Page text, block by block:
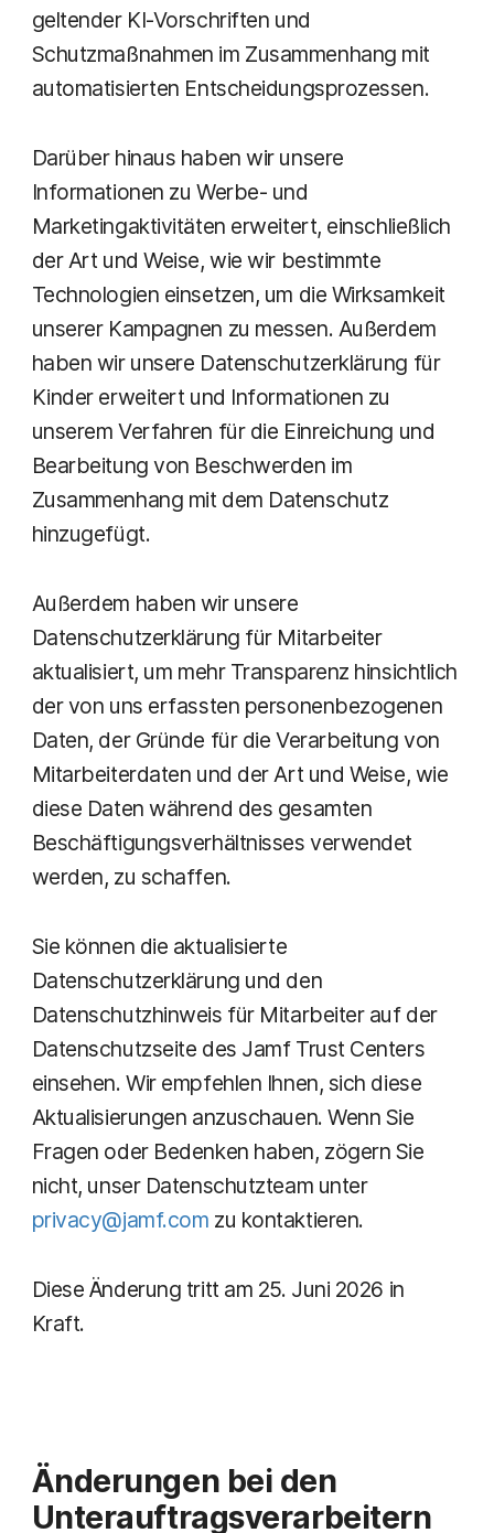
geltender KI-Vorschriften und
Schutzmaßnahmen im Zusammenhang mit
automatisierten Entscheidungsprozessen.
Darüber hinaus haben wir unsere
Informationen zu Werbe- und
Marketingaktivitäten erweitert, einschließlich
der Art und Weise, wie wir bestimmte
Technologien einsetzen, um die Wirksamkeit
unserer Kampagnen zu messen. Außerdem
haben wir unsere Datenschutzerklärung für
Kinder erweitert und Informationen zu
unserem Verfahren für die Einreichung und
Bearbeitung von Beschwerden im
Zusammenhang mit dem Datenschutz
hinzugefügt.
Außerdem haben wir unsere
Datenschutzerklärung für Mitarbeiter
aktualisiert, um mehr Transparenz hinsichtlich
der von uns erfassten personenbezogenen
Daten, der Gründe für die Verarbeitung von
Mitarbeiterdaten und der Art und Weise, wie
diese Daten während des gesamten
Beschäftigungsverhältnisses verwendet
werden, zu schaffen.
Sie können die aktualisierte
Datenschutzerklärung und den
Datenschutzhinweis für Mitarbeiter auf der
Datenschutzseite des Jamf Trust Centers
einsehen. Wir empfehlen Ihnen, sich diese
Aktualisierungen anzuschauen. Wenn Sie
Fragen oder Bedenken haben, zögern Sie
nicht, unser Datenschutzteam unter
privacy@jamf.com zu kontaktieren.
Diese Änderung tritt am 25. Juni 2026 in
Kraft.
Änderungen bei den
Unterauftragsverarbeitern